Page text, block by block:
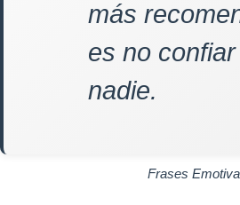
más
es no
nadie.
Frases